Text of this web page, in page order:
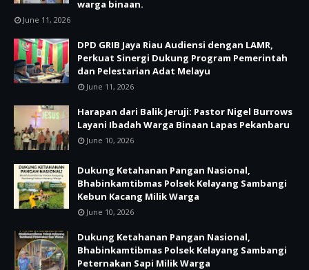
warga binaan.
June 11, 2026
DPD GRIB Jaya Riau Audiensi dengan LAMR,
Perkuat Sinergi Dukung Program Pemerintah
dan Pelestarian Adat Melayu
June 11, 2026
Harapan dari Balik Jeruji: Pastor Nigel Burrows
Layani Ibadah Warga Binaan Lapas Pekanbaru
June 10, 2026
Dukung Ketahanan Pangan Nasional,
Bhabinkamtibmas Polsek Kelayang Sambangi
Kebun Kacang Milik Warga
June 10, 2026
Dukung Ketahanan Pangan Nasional,
Bhabinkamtibmas Polsek Kelayang Sambangi
Peternakan Sapi Milik Warga